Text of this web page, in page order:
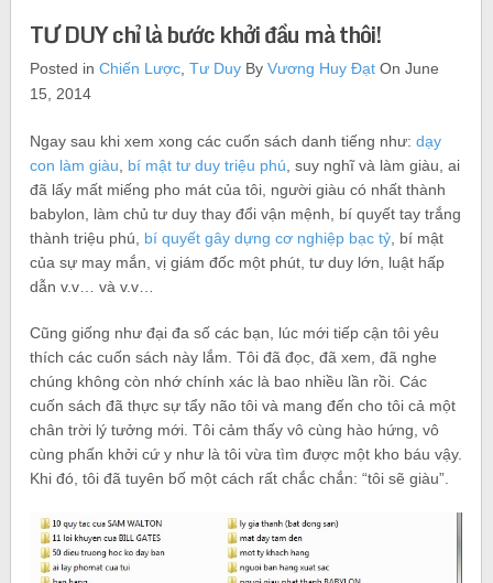
TƯ DUY chỉ là bước khởi đầu mà thôi!
Posted inChiến Lược ,Tư Duy ByVương Huy Đạt On June
15, 2014
Ngay sau khi xem xong các cuốn sách danh tiếng như:dạy
con làm giàu
bí mật tư duy triệu phú , suy nghĩ và làm giàu, ai
đã lấy mất miếng pho mát của tôi, người giàu có nhất thành
babylon, làm chủ tư duy thay đổi vận mệnh, bí quyết tay trắng
thành triệu phú, bí quyết gây dựng cơ nghiệp bạc tỷ , bí mật
của sự may mắn, vị giám đốc một phút, tư duy lớn, luật hấp
dẫn v.v… và v.v…
Cũng giống như đại đa số các bạn, lúc mới tiếp cận tôi yêu
thích các cuốn sách này lắm. Tôi đã đọc, đã xem, đã nghe
chúng không còn nhớ chính xác là bao nhiều lần rồi. Các
cuốn sách đã thực sự tẩy não tôi và mang đến cho tôi cả một
chân trời lý tưởng mới. Tôi cảm thấy vô cùng hào hứng, vô
cùng phấn khởi cứ y như là tôi vừa tìm được một kho báu vậy.
Khi đó, tôi đã tuyên bố một cách rất chắc chắn: “tôi sẽ giàu”.